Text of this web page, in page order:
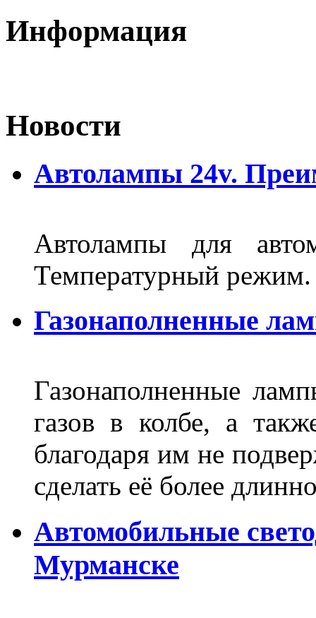
Информация
Новости
Автолампы 24v.
Автолампы для
Температурный
Газонаполненные
Газонаполненные
газов в колбе, а
благодаря им не
сделать её более
Автомобильные
Мурманске